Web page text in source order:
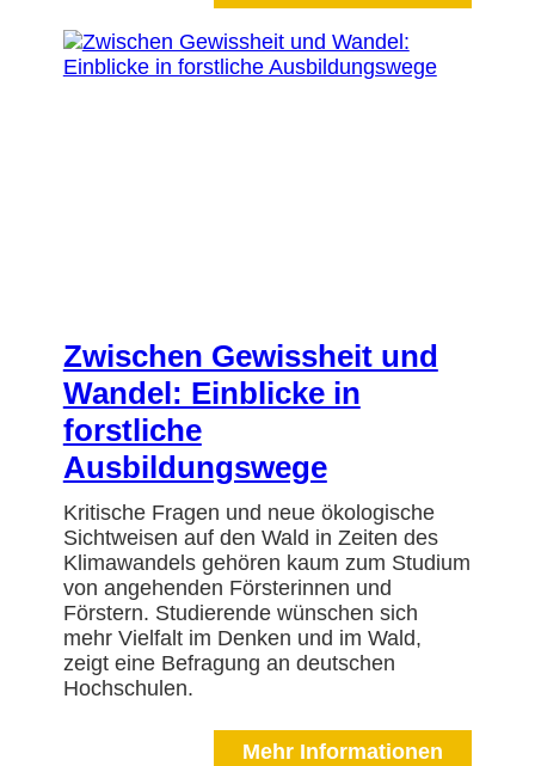
Zwischen Gewissheit und
Wandel: Einblicke in
forstliche
Ausbildungswege
Kritische Fragen und neue ökologische
Sichtweisen auf den Wald in Zeiten des
Klimawandels gehören kaum zum Studium
von angehenden Försterinnen und
Förstern. Studierende wünschen sich
mehr Vielfalt im Denken und im Wald,
zeigt eine Befragung an deutschen
Hochschulen.
Mehr Informationen